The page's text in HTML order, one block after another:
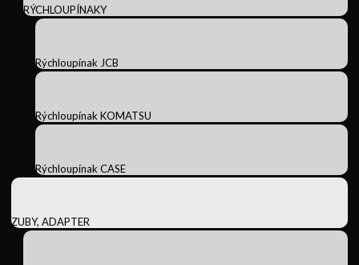
RÝCHLOUPÍNAKY
Rýchloupínak JCB
Rýchloupínak KOMATSU
Rýchloupínak CASE
ZUBY, ADAPTER